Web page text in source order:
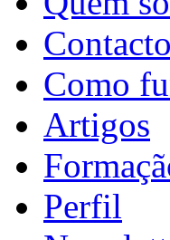
Como
Artigos
Perfil